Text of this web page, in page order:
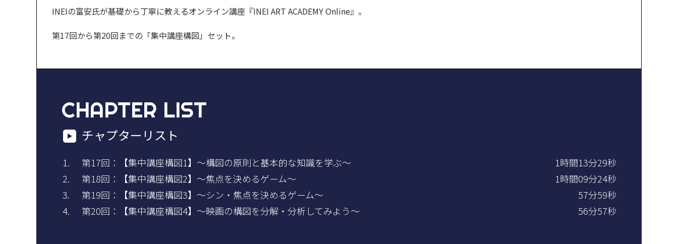
INEIの富安氏が基礎から丁寧に教えるオンライン講座『INEI ART ACADEMY Online』。
第17回から第20回までの「集中講座構図」セット。
CHAPTER LIST
チャプターリスト
第17回：【集中講座構図1】～構図の原則と基本的な知識を学ぶ～
1時間13分29秒
第18回：【集中講座構図2】～焦点を決めるゲーム～
1時間09分24秒
第19回：【集中講座構図3】～シン・焦点を決めるゲーム～
57分59秒
第20回：【集中講座構図4】～映画の構図を分解・分析してみよう～
56分57秒